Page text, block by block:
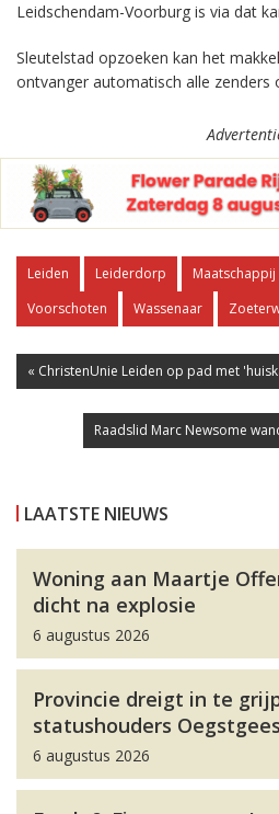
Leidschendam-Voorburg is via dat
Sleutelstad opzoeken kan het
ontvanger automatisch alle zenders
Leiden Leiderdorp Maatschappij
Voorschoten
Wassenaar
« ChristenUnie Leiden op pad met
Raadslid Marc Newsome
LAATSTE NIEUWS
Woning aan Maartje
dicht na explosie
6 augustus 2026
Provincie dreigt in te
statushouders
6 augustus 2026